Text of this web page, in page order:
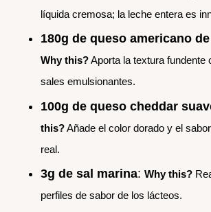
líquida cremosa; la leche entera es
180g de queso americano
Why this?Aporta la textura fundente
sales emulsionantes.
100g de queso cheddar
this?Añade el color dorado y el
real.
3g de sal marina: Why this?
perfiles de sabor de los lácteos.